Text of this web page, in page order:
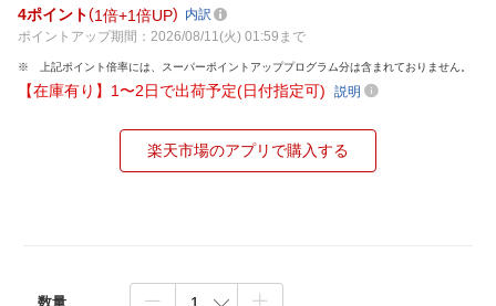
4ポイント 1倍 1倍UP
内訳
ポイントアップ期間：2026/08/11(火) 01:59まで
上記ポイント倍率には、スーパーポイントアッププログラム分は含まれておりません。
【在庫有り】1〜2日で出荷予定(日付指定可) 説明
楽天市場のアプリで購入する
数量